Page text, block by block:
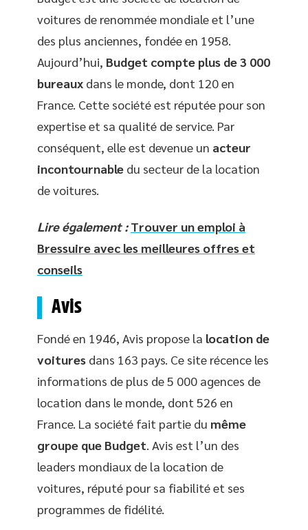
voitures de renommée mondiale et l’une
des plus anciennes, fondée en 1958.
Aujourd’hui, Budget compte plus de 3 000
bureaux dans le monde, dont 120 en
France. Cette société est réputée pour son
expertise et sa qualité de service. Par
conséquent, elle est devenue un acteur
incontournable du secteur de la location
de voitures.
Lire également : Trouver un emploi à
Bressuire avec les meilleures offres et
conseils
Avis
Fondé en 1946, Avis propose la location de
voitures dans 163 pays. Ce site récence les
informations de plus de 5 000 agences de
location dans le monde, dont 526 en
France. La société fait partie du même
groupe que Budget. Avis est l’un des
leaders mondiaux de la location de
voitures, réputé pour sa fiabilité et ses
programmes de fidélité.